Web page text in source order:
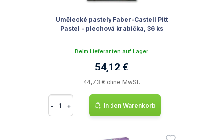
Umělecké pastely Faber-Castell Pitt
Pastel - plechová krabička, 36 ks
Beim Lieferanten auf Lager
54,12 €
44,73 € ohne MwSt.
- + In den Warenkorb